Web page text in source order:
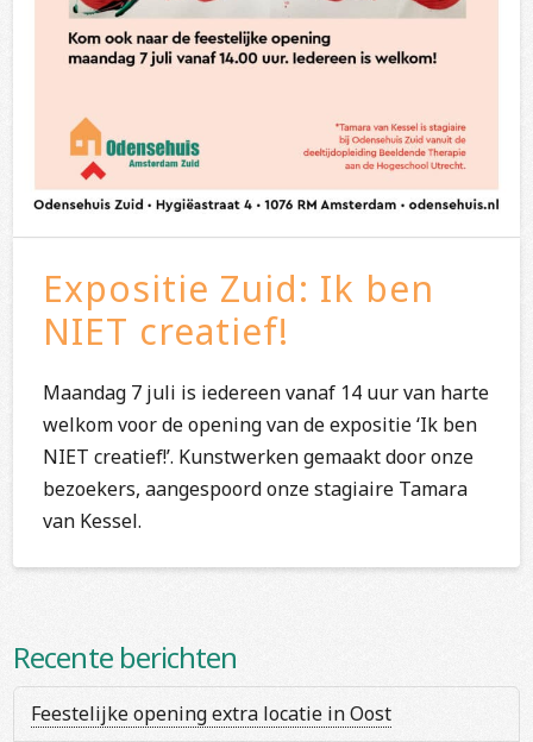
Expositie Zuid: Ik ben
NIET creatief!
Maandag 7 juli is iedereen vanaf 14 uur van harte
welkom voor de opening van de expositie ‘Ik ben
NIET creatief!’. Kunstwerken gemaakt door onze
bezoekers, aangespoord onze stagiaire Tamara
van Kessel.
Recente berichten
Feestelijke opening extra locatie in Oost